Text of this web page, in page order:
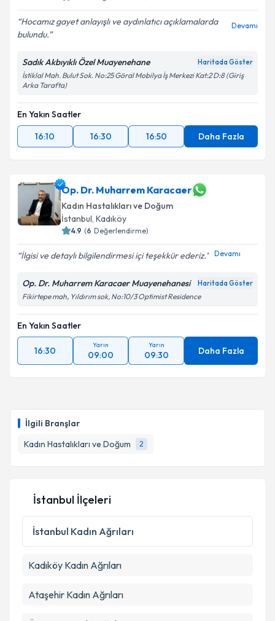
İlgili Branşlar
Kadın Hastalıkları ve Doğum
2
Hocamız gayet anlayışlı ve aydınlatıcı açıklamalarda
bulundu.
Devamı
Sadık Akbıyıklı Özel Muayenehane Haritada Göster
İstiklal Mah. Bulut Sok. No:25 Göral Mobilya İş Merkezi Kat:2 D:8 (Giriş
Arka Tarafta)
En Yakın Saatler
16:10
16:30 16:50 Daha Fazla
Op. Dr. Muharrem Karacaer
Kadın Hastalıkları ve Doğum
İstanbul, Kadıköy
4.9 (6 Değerlendirme)
İlgisi ve detaylı bilgilendirmesi içi teşekkür ederiz. Devamı
Op. Dr. Muharrem Karacaer Muayenehanesi Haritada Göster
Fikirtepe mah, Yıldırım sok, No:10/3 Optimist Residence
En Yakın Saatler
16:30
Yarın
09:00
Yarın
09:30 Daha Fazla
İstanbul İlçeleri
İstanbul Kadın Ağrıları
Kadıköy Kadın Ağrıları
Ataşehir Kadın Ağrıları